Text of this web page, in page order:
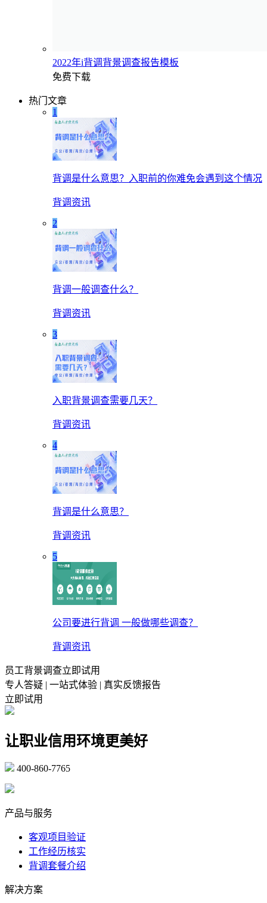
2022年i背调背景调查报告模板
免费下载
热门文章
1
背调是什么意思？入职前的你难免会遇到这个情况
背调资讯
2
背调一般调查什么？
背调资讯
3
入职背景调查需要几天？
背调资讯
4
背调是什么意思？
背调资讯
5
公司要进行背调 一般做哪些调查？
背调资讯
员工背景调查立即试用
专人答疑 | 一站式体验 | 真实反馈报告
立即试用
让职业信用环境更美好
400-860-7765
产品与服务
客观项目验证
工作经历核实
背调套餐介绍
解决方案